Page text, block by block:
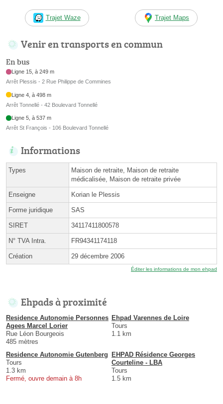
Trajet Waze Trajet Maps
Venir en transports en commun
En bus
Ligne 15, à 249 m
Arrêt Plessis - 2 Rue Philippe de Commines
Ligne 4, à 498 m
Arrêt Tonnellé - 42 Boulevard Tonnellé
Ligne 5, à 537 m
Arrêt St François - 106 Boulevard Tonnellé
Informations
Types
Maison de retraite, Maison de retraite
médicalisée, Maison de retraite privée
Enseigne Korian le Plessis
Forme juridique SAS
SIRET 34117411800578
N° TVA Intra. FR94341174118
Création 29 décembre 2006
Éditer les informations de mon ehpad
Ehpads à proximité
Residence Autonomie Personnes
Agees Marcel Lorier
Rue Léon Bourgeois
485 mètres
Ehpad Varennes de Loire
Tours
1.1 km
Residence Autonomie Gutenberg
Tours
1.3 km
Fermé, ouvre demain à 8h
EHPAD Résidence Georges
Courteline - LBA
Tours
1.5 km